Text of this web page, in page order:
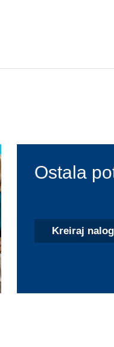
Ostala
Kreiraj nalog